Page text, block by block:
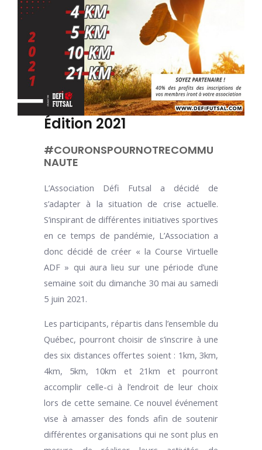
Édition 2021
#COURONSPOURNOTRECOMMU
NAUTE
L’Association Défi Futsal a décidé de
s’adapter à la situation de crise actuelle.
S’inspirant de différentes initiatives sportives
en ce temps de pandémie, L’Association a
donc décidé de créer « la Course Virtuelle
ADF » qui aura lieu sur une période d’une
semaine soit du dimanche 30 mai au samedi
5 juin 2021.
Les participants, répartis dans l’ensemble du
Québec, pourront choisir de s’inscrire à une
des six distances offertes soient : 1km, 3km,
4km, 5km, 10km et 21km et pourront
accomplir celle-ci à l’endroit de leur choix
lors de cette semaine. Ce nouvel événement
vise à amasser des fonds afin de soutenir
différentes organisations qui ne sont plus en